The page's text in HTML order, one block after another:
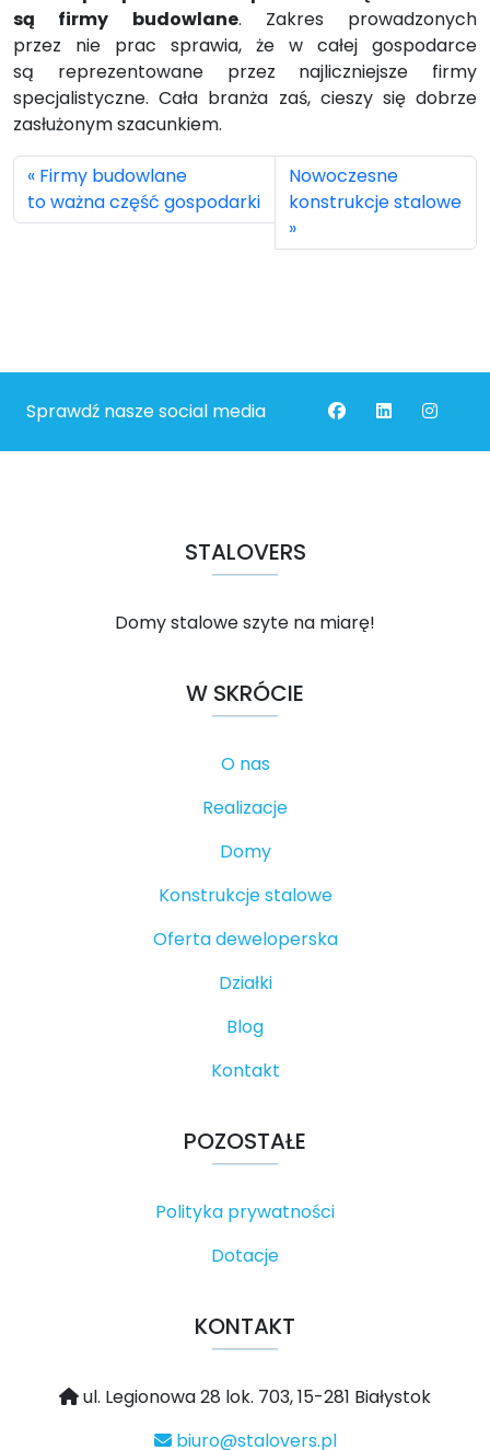
są firmy budowlane. Zakres prowadzonych
przez nie prac sprawia, że w całej gospodarce
są reprezentowane przez najliczniejsze firmy
specjalistyczne. Cała branża zaś, cieszy się dobrze
zasłużonym szacunkiem.
Firmy budowlane
to ważna część gospodarki
Nowoczesne
konstrukcje stalowe
Sprawdź nasze social media
STALOVERS
Domy stalowe szyte na miarę!
W SKRÓCIE
O nas
Realizacje
Domy
Konstrukcje stalowe
Oferta deweloperska
Działki
Blog
Kontakt
POZOSTAŁE
Polityka prywatności
Dotacje
KONTAKT
ul. Legionowa 28 lok. 703, 15-281 Białystok
biuro@stalovers.pl